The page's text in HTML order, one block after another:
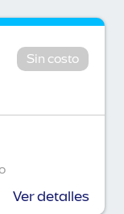
Sin costo
Ver detalles